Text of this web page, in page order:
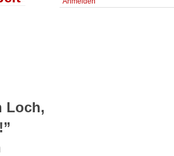
Loch,